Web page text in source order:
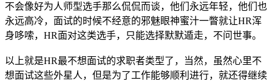
不会像好为人师型选手那么侃侃而谈，他们永远年轻，他们也
永远高冷，面试的时候不经意的邪魅眼神蜜汁一瞥就让HR浑
身哆嗦，HR面对这类选手，只能选择默默遁走，不问世事。
以上就是HR最不想面试的求职者类型了，当然，虽然心里不
想面试这些外星人，但是为了工作能够顺利进行，就还得继续